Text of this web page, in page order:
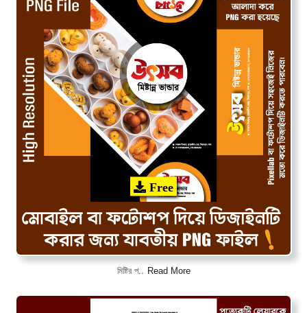
Free
মিষ্টির প.. Read More